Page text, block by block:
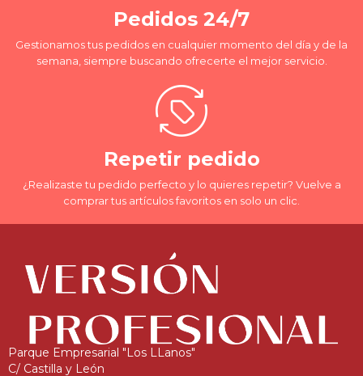
Pedidos 24/7
Gestionamos tus pedidos en cualquier momento del día y de la
semana, siempre buscando ofrecerte el mejor servicio.
Repetir pedido
¿Realizaste tu pedido perfecto y lo quieres repetir? Vuelve a
comprar tus artículos favoritos en solo un clic.
Parque Empresarial "Los LLanos"
C/ Castilla y León